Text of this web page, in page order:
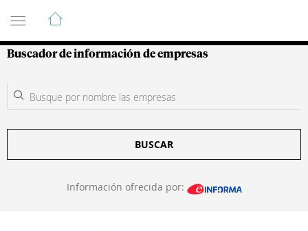
Guía de Empresas Colombianas
Buscador de información de empresas
BUSCAR
Información ofrecida por: